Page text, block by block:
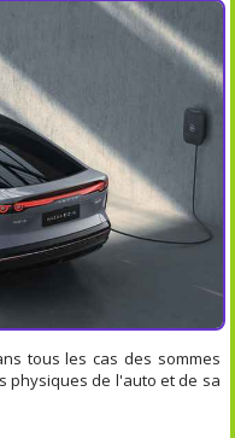
tous les cas des sommes
physiques de l'auto et de sa